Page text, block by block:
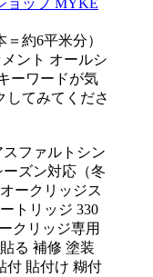
約6平米分）
ント オールシ
ーワードが気
してみてくださ
ファルトシン
ズン対応（冬
ークリッジス
トリッジ 330
クリッジ専用
る 補修 塗装
付 貼付け 糊付